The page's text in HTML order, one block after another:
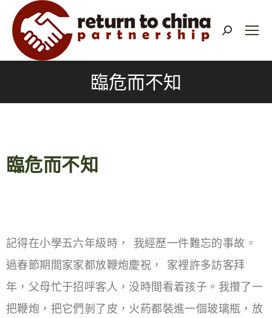
臨危而不知
臨危而不知
記得在小學五六年級時， 我經歷一件難忘的事故。
過春節期間家家都放鞭炮慶祝， 家裡許多訪客拜
年，父母忙于招呼客人，没時間看着孩子。我攢了一
把鞭炮，把它們剝了皮，火葯都裝進一個玻璃瓶，放